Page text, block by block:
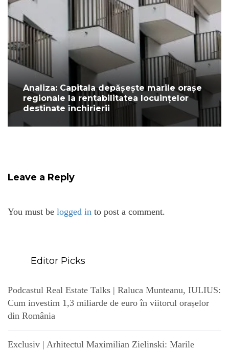
Analiza: Capitala depășește marile orașe
regionale la rentabilitatea locuințelor
destinate închirierii
Leave a Reply
You must be logged in to post a comment.
Editor Picks
Podcastul Real Estate Talks | Raluca Munteanu, IULIUS:
Cum investim 1,3 miliarde de euro în viitorul orașelor
din România
Exclusiv | Arhitectul Maximilian Zielinski: Marile